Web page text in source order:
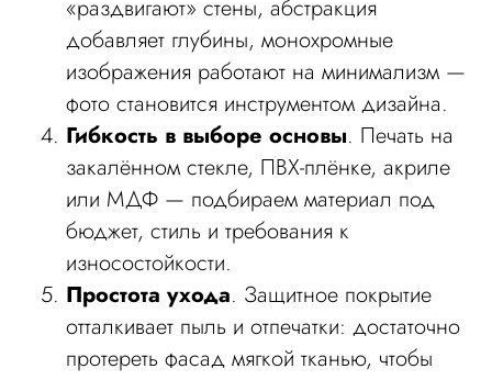
«раздвигают» стены, абстракция
добавляет глубины, монохромные
изображения работают на минимализм —
фото становится инструментом дизайна.
Гибкость в выборе основы. Печать на
закалённом стекле, ПВХ-плёнке, акриле
или МДФ — подбираем материал под
бюджет, стиль и требования к
износостойкости.
Простота ухода. Защитное покрытие
отталкивает пыль и отпечатки: достаточно
протереть фасад мягкой тканью, чтобы